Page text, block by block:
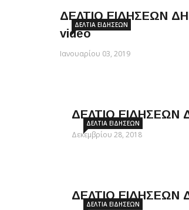
ΔΕΛΤΊΑ ΕΙΔΉΣΕΩΝ
ΔΕΛΤΙΟ ΕΙΔΗΣΕΩΝ
video
Ιανουαρίου 03, 2019
ΔΕΛΤΊΑ ΕΙΔΉΣΕΩΝ
ΔΕΛΤΙΟ ΕΙΔΗΣΕΩΝ
Δεκεμβρίου 28, 2018
ΔΕΛΤΊΑ ΕΙΔΉΣΕΩΝ
ΔΕΛΤΙΟ ΕΙΔΗΣΕΩΝ